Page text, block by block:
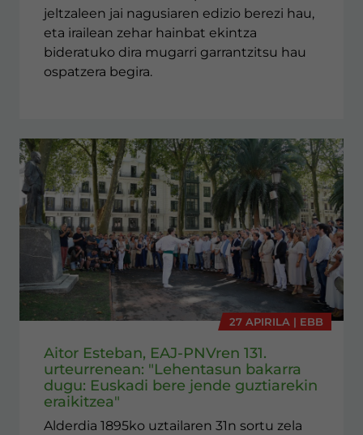
jeltzaleen jai nagusiaren edizio berezi hau,
eta irailean zehar hainbat ekintza
bideratuko dira mugarri garrantzitsu hau
ospatzera begira.
27 APIRILA | EBB
Aitor Esteban, EAJ-PNVren 131.
urteurrenean: "Lehentasun bakarra
dugu: Euskadi bere jende guztiarekin
eraikitzea"
Alderdia 1895ko uztailaren 31n sortu zela